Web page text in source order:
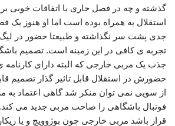
گذشته و چه در فصل جاری با اتفاقات خوبی
استقلال به همراه بوده است اما او هنوز یک
جدی پشت سر نگذاشته و طبیعتا حضور در
تجربه ی کافی در این زمینه است. تصمیم
جذب یک مربی خارجی که البته دارای
حضورش در استقلال قابل تاثیر گذار تصمیم
از سویی نمی توان منکر شد گاهی اعتماد به
فوتبال باشگاهی را صاحب مربی جدید می کند.
قرار باشد مربی خارجی چون بوژوویچ و یا